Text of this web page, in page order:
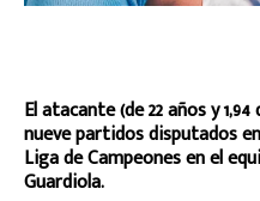
El atacante (de 22 años y
nueve partidos disputados
Liga de Campeones en el
Guardiola.